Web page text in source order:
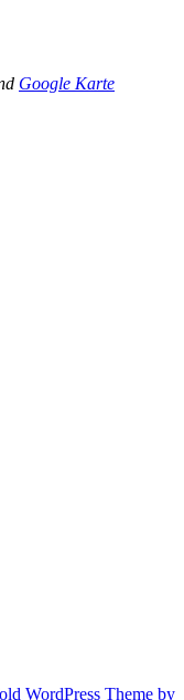
Google Karte
WordPress Theme by